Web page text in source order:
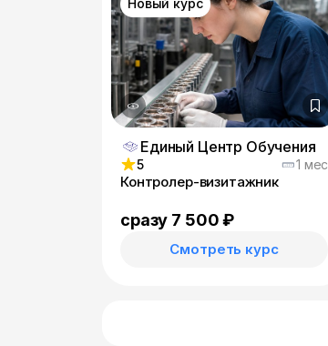
Новый курс
Единый Центр Обучения
5 1 мес
Контролер-визитажник
сразу 7 500 ₽
Смотреть курс